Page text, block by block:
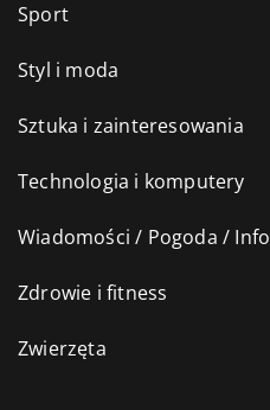
Sport
Styl i moda
Sztuka i zainteresowania
Technologia i komputery
Wiadomości / Pogoda /
Zdrowie i fitness
Zwierzęta